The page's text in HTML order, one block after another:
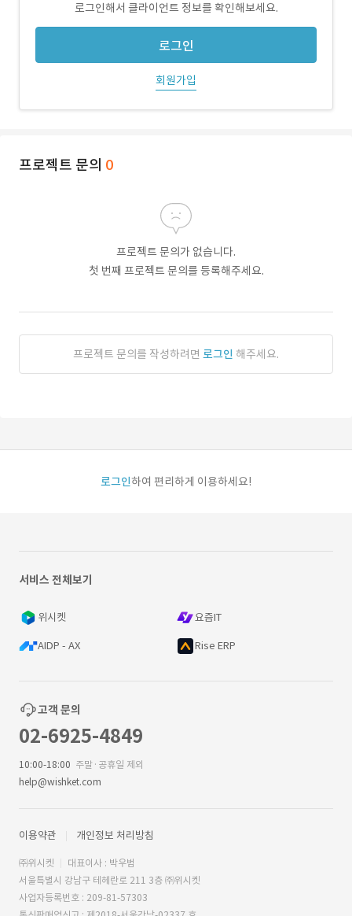
로그인해서 클라이언트 정보를 확인해보세요.
로그인
회원가입
프로젝트 문의 0
프로젝트 문의가 없습니다.
첫 번째 프로젝트 문의를 등록해주세요.
프로젝트 문의를 작성하려면 로그인 해주세요.
로그인하여 편리하게 이용하세요!
서비스 전체보기
위시켓 요즘IT
AIDP - AX Rise ERP
고객 문의
02-6925-4849
10:00-18:00 주말·공휴일 제외
help@wishket.com
이용약관 개인정보 처리방침
㈜위시켓
대표이사 : 박우범
서울특별시 강남구 테헤란로 211 3층 ㈜위시켓
사업자등록번호 : 209-81-57303